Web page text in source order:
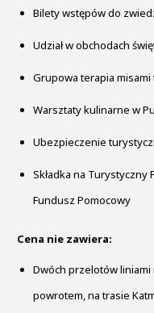
Bilety wstępów do
Udział w obchodach
Grupowa terapia
Warsztaty kulinarne w
Ubezpieczenie
Składka na
Fundusz Pomocowy
Cena nie zawiera:
Dwóch przelotów
powrotem, na trasie